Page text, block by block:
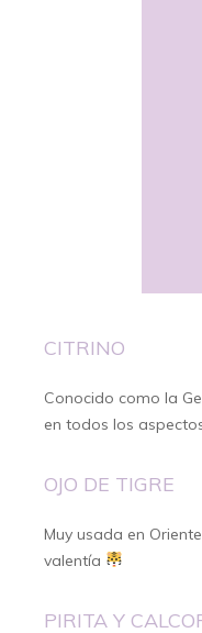
CITRINO
Conocido como la
en todos los
OJO DE TIGRE
Muy usada en
valentía
PIRITA Y